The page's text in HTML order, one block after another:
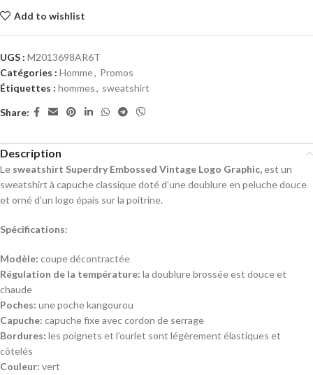
Add to wishlist
UGS : M2013698AR6T
Catégories : Homme, Promos
Étiquettes : hommes, sweatshirt
Share:
Description
Le sweatshirt Superdry Embossed Vintage Logo Graphic,est un
sweatshirt à capuche classique doté d’une doublure en peluche douce
et orné d’un logo épais sur la poitrine.
Spécifications:
Modèle: coupe décontractée
Régulation de la température: la doublure brossée est douce et
chaude
Poches: une poche kangourou
Capuche: capuche fixe avec cordon de serrage
Bordures: les poignets et l’ourlet sont légèrement élastiques et
côtelés
Couleur: vert